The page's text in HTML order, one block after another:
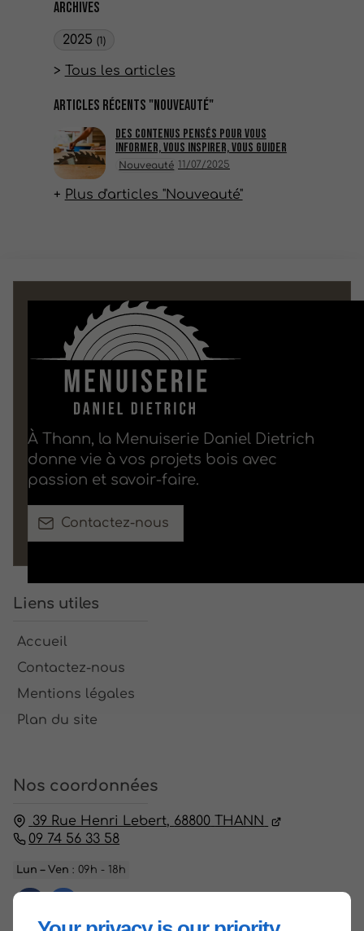
Archives
2025 (1)
Tous les articles
Articles récents "Nouveauté"
Nouveauté 11/07/2025
Des contenus pensés pour vous
informer, vous inspirer, vous guider
Plus d'articles "Nouveauté"
À Thann, la Menuiserie Daniel Dietrich
donne vie à vos projets bois avec
passion et savoir-faire.
Contactez-nous
Liens utiles
Accueil
Contactez-nous
Mentions légales
Plan du site
Nos coordonnées
39 Rue Henri Lebert, 68800 THANN
09 74 56 33 58
Lun – Ven : 09h - 18h